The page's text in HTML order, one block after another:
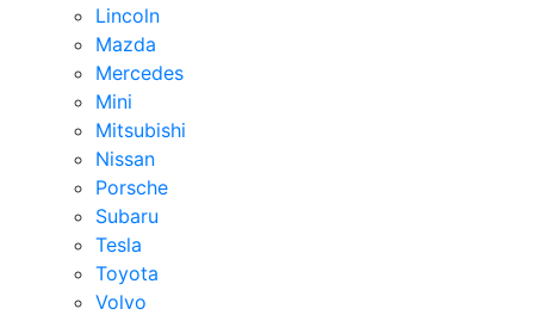
Lincoln
Mazda
Mercedes
Mini
Mitsubishi
Nissan
Porsche
Subaru
Tesla
Toyota
Volvo